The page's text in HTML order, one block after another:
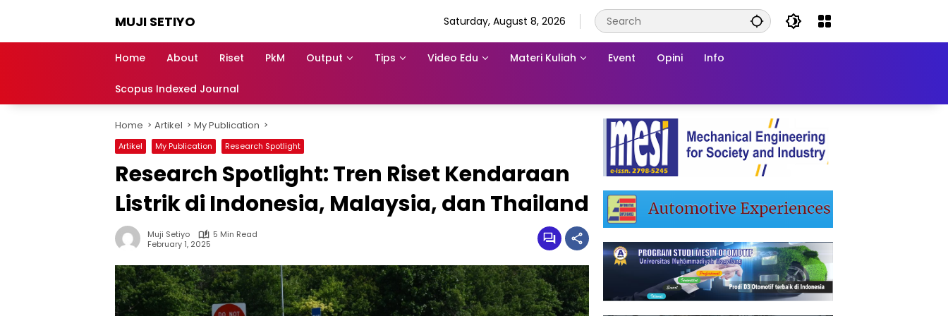
MUJI SETIYO
Bersama,
Saturday, August 8, 2026
Home About Riset PkM Output Tips Video Edu Materi Kuliah Event Opini Info
Scopus Indexed Journal
Home Artikel My Publication
Artikel My Publication Research Spotlight
Research Spotlight: Tren Riset Kendaraan
Listrik di Indonesia, Malaysia, dan Thailand
Muji Setiyo
5 Min Read
February 1, 2025